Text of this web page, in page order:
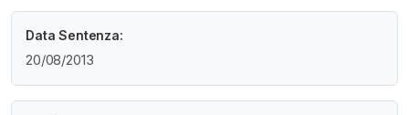
Data Sentenza:
20/08/2013